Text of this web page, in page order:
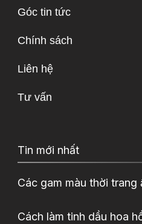
Góc tin tức
Chính sách
Liên hệ
Tư vấn
Tin mới nhất
Các gam màu thời
Cách làm tinh dầu hoa